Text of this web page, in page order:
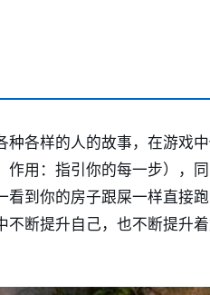
各样的人的故事，在游戏
用：指引你的每一步），
到你的房子跟屎一样直接
断提升自己，也不断提升